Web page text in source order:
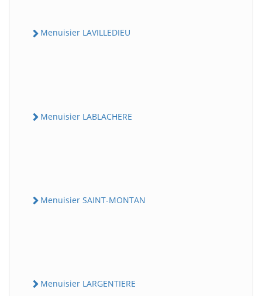
Menuisier LAVILLEDIEU
Menuisier LABLACHERE
Menuisier SAINT-MONTAN
Menuisier LARGENTIERE